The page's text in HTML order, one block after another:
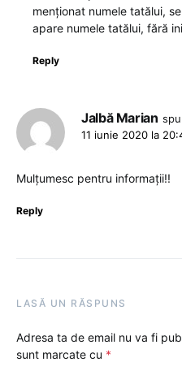
menționat numele tatălui,
apare numele tatălui, fără
Reply
Jalbă Marian
11 iunie 2020 la
Mulțumesc pentru informații!!
Reply
LASĂ UN RĂSPUNS
Adresa ta de email nu va fi
sunt marcate cu *